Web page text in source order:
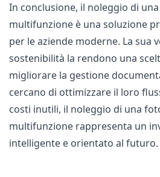
In conclusione, il noleggio di
multifunzione è una soluzione
per le aziende moderne. La sua
sostenibilità la rendono una
migliorare la gestione
cercano di ottimizzare il loro
costi inutili, il noleggio di una
multifunzione rappresenta un
intelligente e orientato al futuro.